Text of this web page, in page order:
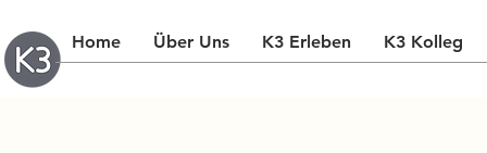
Home Über Uns K3 Erleben K3 Kolleg